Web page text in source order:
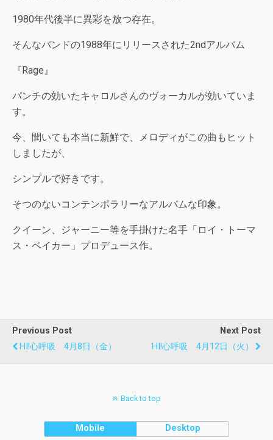
1980年代後半に異彩を放つ存在。
そんなバンドの1988年にリリースされた2ndアルバム
『Rage』
パンチの効いたキャロルさんのヴォーカルが効いていま
す。
今、聞いても本当に新鮮で、メロディがこの曲もヒット
しましたが、
シンプルで好きです。
そつのないコンテンポラリーなアルバムな印象。
クイーン、ジャーニー等を手掛けた名手「ロイ・トーマ
ス・ベイカー」プロデュース作。
Previous Post
HI!心呼吸 4月8日（金）
Next Post
HI!心呼吸 4月12日（火）
Back to top
Mobile Desktop